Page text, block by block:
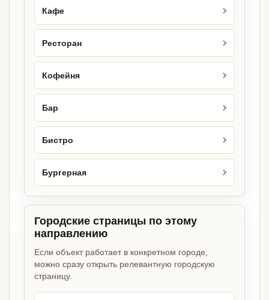
Кафе
Ресторан
Кофейня
Бар
Бистро
Бургерная
Городские страницы по этому
направлению
Если объект работает в конкретном городе,
можно сразу открыть релевантную городскую
страницу.